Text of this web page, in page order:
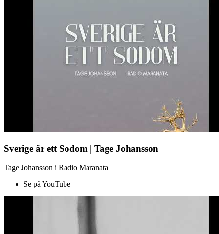
Sverige är ett Sodom | Tage Johansson
Tage Johansson i Radio Maranata.
Se på YouTube